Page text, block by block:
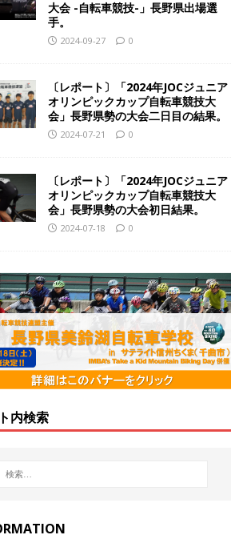
大会 -自転車競技-」長野県出場選
手。
2024-09-27 0
〔レポート〕「2024年JOCジュニア
オリンピックカップ自転車競技大
会」長野県勢の大会二日目の結果。
2024-07-21 0
〔レポート〕「2024年JOCジュニア
オリンピックカップ自転車競技大
会」長野県勢の大会初日結果。
2024-07-18 0
内検索